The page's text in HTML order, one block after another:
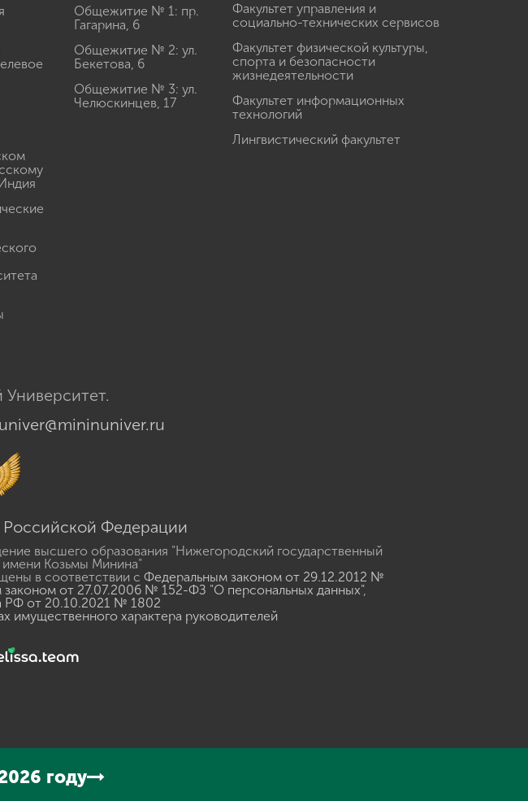
Общежитие № 1: пр.
Гагарина, 6
Общежитие № 2: ул.
Бекетова, 6
Общежитие № 3: ул.
Челюскинцев, 17
Факультет управления и
социально-технических сервисов
Факультет физической культуры,
спорта и безопасности
жизнедеятельности
Факультет информационных
технологий
Лингвистический факультет
Федерации
высшего образования "Нижегородский государственный
имени Козьмы Минина"
в соответствии с Федеральным законом от 29.12.2012 №
от 27.07.2006 № 152-ФЗ "О персональных данных",
РФ от 20.10.2021 № 1802
имущественного характера руководителей
году